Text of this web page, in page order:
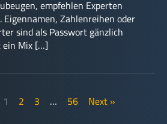
empfehlen Experten
Zahlenreihen oder
sind als Passwort gänzlich
ein Mix […]
1 2 3 … 56 Next »